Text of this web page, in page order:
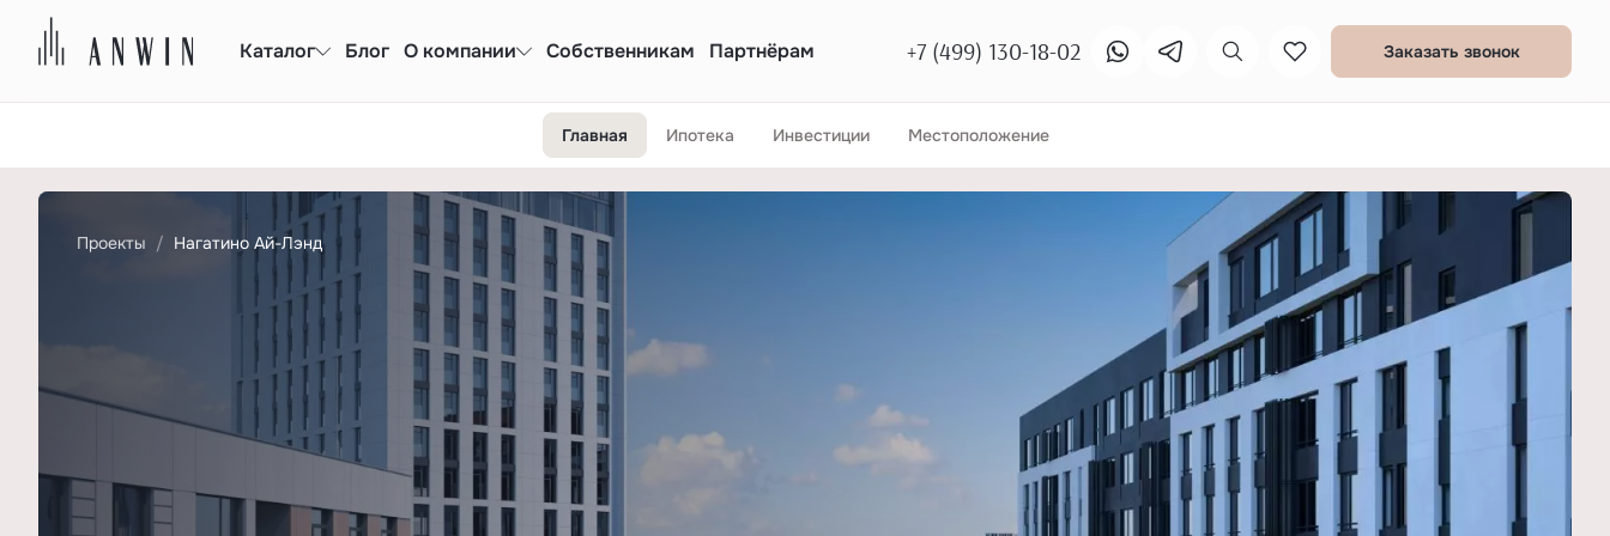
Каталог Блог О компании Собственникам Партнёрам +7 (499) 130-18-02 Заказать звонок
Главная Ипотека Инвестиции Местоположение
Проекты Нагатино Ай-Лэнд